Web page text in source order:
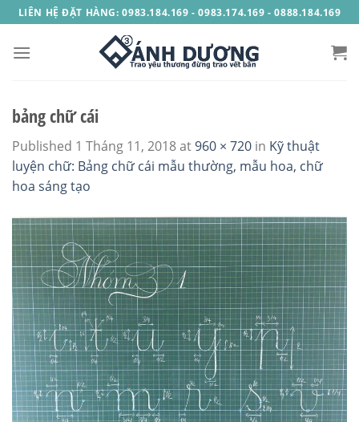
Skip
to
content
LIÊN HỆ ĐẶT HÀNG: 0983.184.169 - 0983.174.169 - 0888.184.169
bảng chữ cái
Published 1 Tháng 11, 2018at960 × 720 in Kỹ thuật
luyện chữ: Bảng chữ cái mẫu thường, mẫu hoa, chữ
hoa sáng tạo